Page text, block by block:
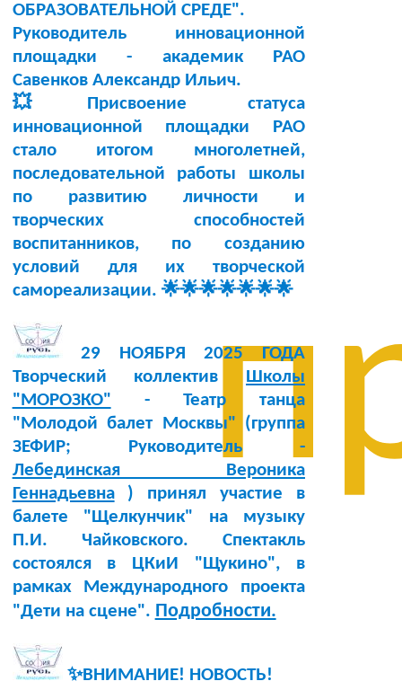
ОБРАЗОВАТЕЛЬНОЙ СРЕДЕ".
Руководитель инновационной
площадки - академик РАО
Савенков Александр Ильич.
💥Присвоение статуса
инновационной площадки РАО
стало итогом многолетней,
последовательной работы школы
по развитию личности и
творческих способностей
воспитанников, по созданию
условий для их творческой
самореализации. 🌟🌟🌟🌟🌟🌟🌟
29 НОЯБРЯ 2025 ГОДА
Творческий коллектив Школы
"МОРОЗКО" - Театр танца
"Молодой балет Москвы" (группа
ЗЕФИР; Руководитель -
Лебединская Вероника
Геннадьевна) принял участие в
балете "Щелкунчик" на музыку
П.И. Чайковского. Спектакль
состоялся в ЦКиИ "Щукино", в
рамках Международного проекта
"Дети на сцене". Подробности.
✨ВНИМАНИЕ! НОВОСТЬ!